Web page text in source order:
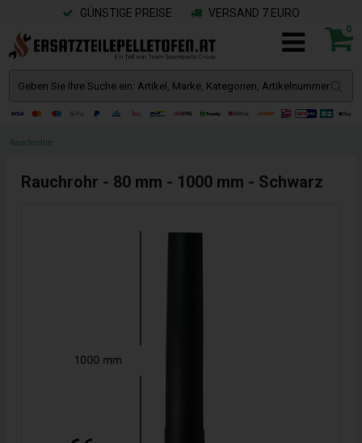
GÜNSTIGE PREISE VERSAND 7 EURO
0
Rauchrohre
Rauchrohr - 80 mm - 1000 mm - Schwarz